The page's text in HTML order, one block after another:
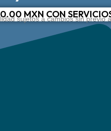
MXN​ CON
sujetos a cambios sin previo